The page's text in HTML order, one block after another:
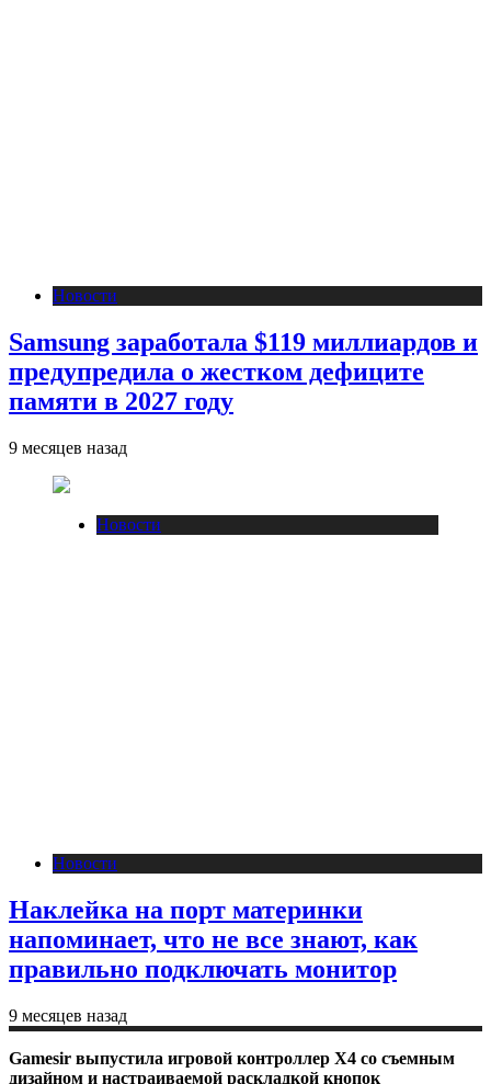
Новости
Samsung заработала $119 миллиардов и
предупредила о жестком дефиците
памяти в 2027 году
9 месяцев назад
Новости
Новости
Наклейка на порт материнки
напоминает, что не все знают, как
правильно подключать монитор
9 месяцев назад
Gamesir выпустила игровой контроллер X4 со съемным
дизайном и настраиваемой раскладкой кнопок